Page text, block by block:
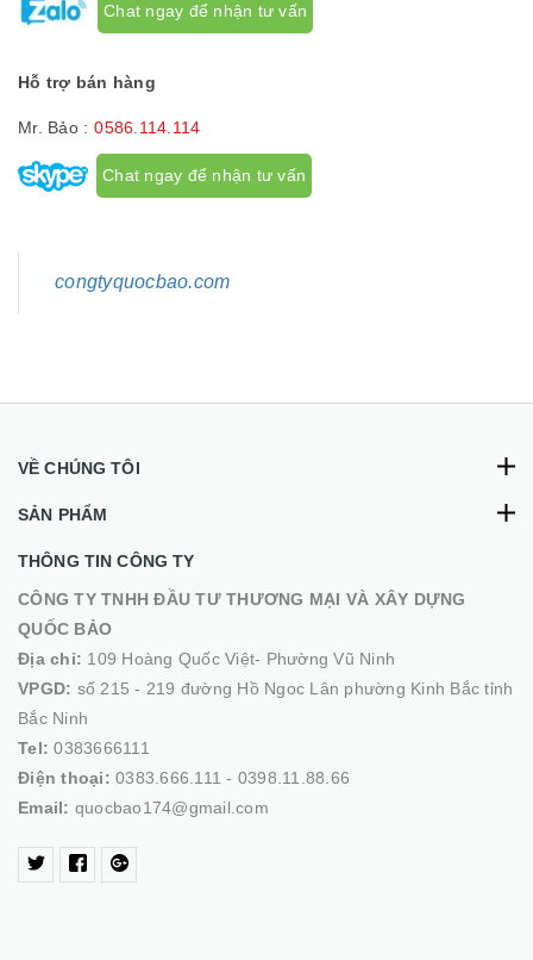
Chat ngay để nhận tư vấn
Hỗ trợ bán hàng
Mr. Bảo : 0586.114.114
Chat ngay để nhận tư vấn
congtyquocbao.com
VỀ CHÚNG TÔI
SẢN PHẨM
THÔNG TIN CÔNG TY
CÔNG TY TNHH ĐẦU TƯ THƯƠNG MẠI VÀ XÂY DỰNG
QUỐC BẢO
Địa chỉ: 109 Hoàng Quốc Việt- Phường Vũ Ninh
VPGD: số 215 - 219 đường Hồ Ngoc Lân phường Kinh Bắc tỉnh
Bắc Ninh
Tel:0383666111
Điện thoại: 0383.666.111 - 0398.11.88.66
Email: quocbao174@gmail.com